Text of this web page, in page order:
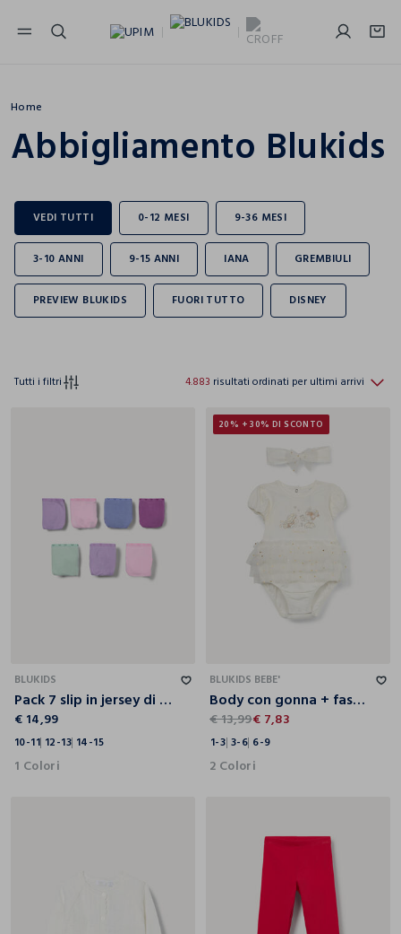
NAVIGATION.ARIA.GOTOMAINCONTENT
Home
Abbigliamento Blukids
Tutti i filtri 4.883 risultati ordinati per ultimi arrivi
BLUKIDS
Pack 7 slip in jersey di cotone stretch ragazza
€ 14,99
10-11 12-13 14-15
1 Colori
20% + 30% DI SCONTO
BLUKIDS BEBE'
Body con gonna + fascetta in jersey di cotone stretch neonata
€ 13,99€ 7,83
1-3 3-6 6-9
2 Colori